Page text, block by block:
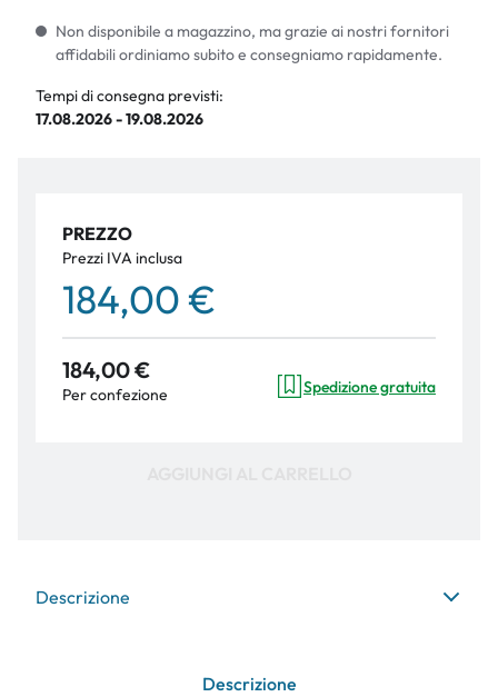
Non disponibile a magazzino, ma grazie ai nostri fornitori
affidabili ordiniamo subito e consegniamo rapidamente.
Tempi di consegna previsti:
17.08.2026 - 19.08.2026
PREZZO
Prezzi IVA inclusa
184,00 €
184,00 €
Per confezione Spedizione gratuita
Descrizione
Descrizione